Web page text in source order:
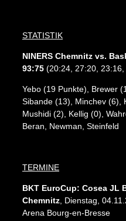
STATISTIK
NINERS Chemnitz vs.
93:75 (20:24, 27:20,
Yebo (19 Punkte), Brewer
Sibande (13), Minchev (6),
Mushidi (2), Kellig (0),
Beran, Newman, Steinfeld
TERMINE
BKT EuroCup: Cosea JL
Chemnitz, Dienstag,
Arena Bourg-en-Bresse